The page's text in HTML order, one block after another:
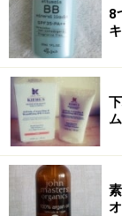
8
ム